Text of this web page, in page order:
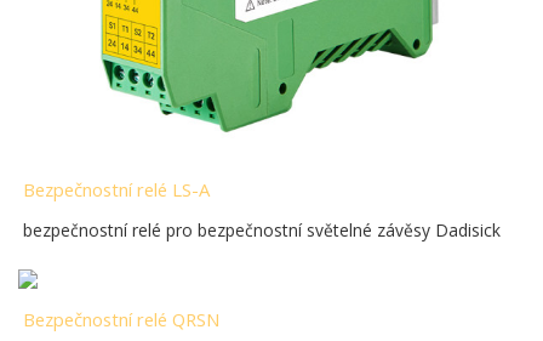
Bezpečnostní relé LS-A
bezpečnostní relé pro bezpečnostní světelné závěsy Dadisick
Bezpečnostní relé QRSN